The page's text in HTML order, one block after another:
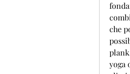
che
yoga